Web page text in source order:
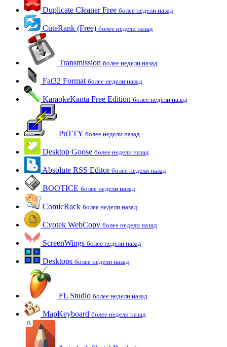
Duplicate Cleaner Free более недели назад
CuteRank (Free) более недели назад
Transmission более недели назад
Fat32 Format более недели назад
KaraokeKanta Free Edition более недели назад
PuTTY более недели назад
Desktop Goose более недели назад
Absolute RSS Editor более недели назад
BOOTICE более недели назад
ComicRack более недели назад
Cyotek WebCopy более недели назад
ScreenWings более недели назад
Desktops более недели назад
FL Studio более недели назад
MapKeyboard более недели назад